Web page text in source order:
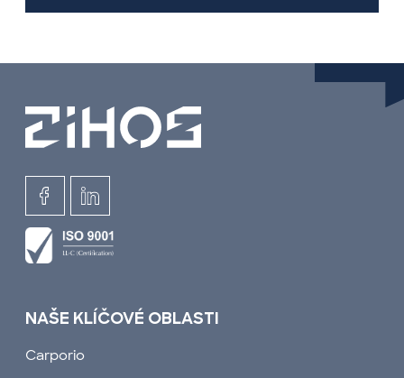
NAŠE KLÍČOVÉ OBLASTI
Carporio